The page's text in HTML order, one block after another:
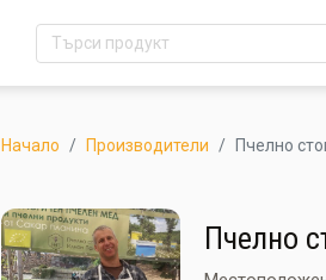
Начало Производители Пчелно
Пчелно